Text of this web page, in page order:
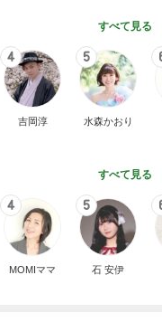
すべて見る
4
吉岡淳
5
水森かおり
すべて見る
4
MOMIママ
5
石 安伊